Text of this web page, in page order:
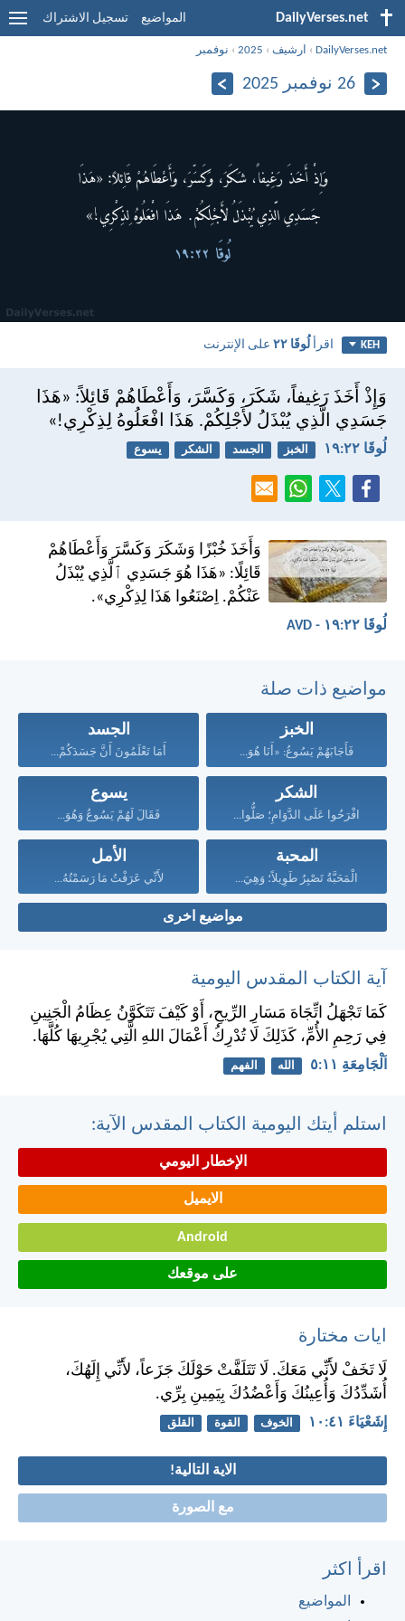
DailyVerses.net المواضيع تسجيل الاشتراك
DailyVerses.net
› ارشيف ›
2025
› نوفمبر
26 نوفمبر 2025
KEH اقرألُوقَا ٢٢ على الإنترنت
وَإِذْ أَخَذَ رَغِيفاً، شَكَرَ، وَكَسَّرَ، وَأَعْطَاهُمْ قَائِلاً: «هَذَا
جَسَدِي الَّذِي يُبْذَلُ لأَجْلِكُمْ. هَذَا افْعَلُوهُ لِذِكْرِي!»
لُوقَا ٢٢:‏١٩ الخبز الجسد الشكر يسوع
وَأَخَذَ خُبْزًا وَشَكَرَ وَكَسَّرَ وَأَعْطَاهُمْ
قَائِلًا: «هَذَا هُوَ جَسَدِي ٱلَّذِي يُبْذَلُ
عَنْكُمْ. اِصْنَعُوا هَذَا لِذِكْرِي».
لُوقَا ٢٢:‏١٩ - AVD
مواضيع ذات صلة
الخبز
فَأَجَابَهُمْ يَسُوعُ: «أَنَا هُوَ...
الجسد
أَمَا تَعْلَمُونَ أَنَّ جَسَدَكُمْ...
الشكر
افْرَحُوا عَلَى الدَّوَامِ؛ صَلُّوا...
يسوع
فَقَالَ لَهُمْ يَسُوعُ وَهُوَ...
المحبة
الْمَحَبَّةُ تَصْبِرُ طَوِيلاً؛ وَهِيَ...
الأمل
لأَنِّي عَرَفْتُ مَا رَسَمْتُهُ...
مواضيع اخرى
آية الكتاب المقدس اليومية
كَمَا تَجْهَلُ اتِّجَاهَ مَسَارِ الرِّيحِ، أَوْ كَيْفَ تَتَكَوَّنُ عِظَامُ الْجَنِينِ
فِي رَحِمِ الأُمِّ، كَذَلِكَ لَا تُدْرِكُ أَعْمَالَ اللهِ الَّتِي يُجْرِيهَا كُلَّهَا.
اَلْجَامِعَةِ ١١:‏٥ الله الفهم
استلم أيتك اليومية الكتاب المقدس الآية:
الإخطار اليومي
الايميل
Android
على موقعك
ايات مختارة
لَا تَخَفْ لأَنِّي مَعَكَ. لَا تَتَلَفَّتْ حَوْلَكَ جَزَعاً، لأَنِّي إِلَهُكَ،
أُشَدِّدُكَ وَأُعِينُكَ وَأَعْضُدُكَ بِيَمِينِ بِرِّي.
إِشَعْيَاءَ ٤١:‏١٠ الخوف القوة القلق
الاية التالية!
مع الصورة
اقرأ اكثر
المواضيع